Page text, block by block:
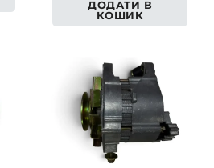
ДОДАТИ В
КОШИК